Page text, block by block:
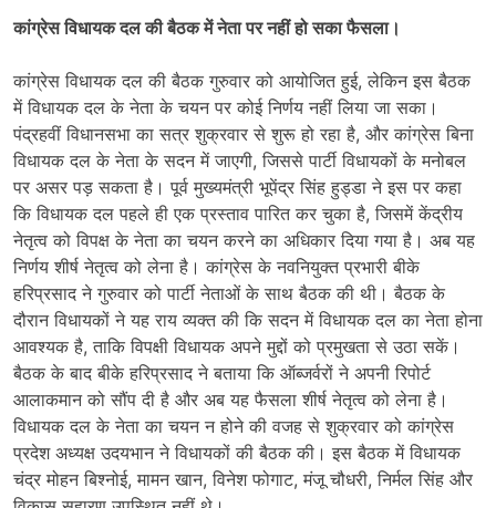
कांग्रेस विधायक दल की बैठक में नेता पर नहीं हो सका फैसला।
कांग्रेस विधायक दल की बैठक गुरुवार को आयोजित हुई, लेकिन इस बैठक
में विधायक दल के नेता के चयन पर कोई निर्णय नहीं लिया जा सका।
पंद्रहवीं विधानसभा का सत्र शुक्रवार से शुरू हो रहा है, और कांग्रेस बिना
विधायक दल के नेता के सदन में जाएगी, जिससे पार्टी विधायकों के मनोबल
पर असर पड़ सकता है। पूर्व मुख्यमंत्री भूपेंद्र सिंह हुड्डा ने इस पर कहा
कि विधायक दल पहले ही एक प्रस्ताव पारित कर चुका है, जिसमें केंद्रीय
नेतृत्व को विपक्ष के नेता का चयन करने का अधिकार दिया गया है। अब यह
निर्णय शीर्ष नेतृत्व को लेना है। कांग्रेस के नवनियुक्त प्रभारी बीके
हरिप्रसाद ने गुरुवार को पार्टी नेताओं के साथ बैठक की थी। बैठक के
दौरान विधायकों ने यह राय व्यक्त की कि सदन में विधायक दल का नेता होना
आवश्यक है, ताकि विपक्षी विधायक अपने मुद्दों को प्रमुखता से उठा सकें।
बैठक के बाद बीके हरिप्रसाद ने बताया कि ऑब्जर्वरों ने अपनी रिपोर्ट
आलाकमान को सौंप दी है और अब यह फैसला शीर्ष नेतृत्व को लेना है।
विधायक दल के नेता का चयन न होने की वजह से शुक्रवार को कांग्रेस
प्रदेश अध्यक्ष उदयभान ने विधायकों की बैठक की। इस बैठक में विधायक
चंद्र मोहन बिश्नोई, मामन खान, विनेश फोगाट, मंजू चौधरी, निर्मल सिंह और